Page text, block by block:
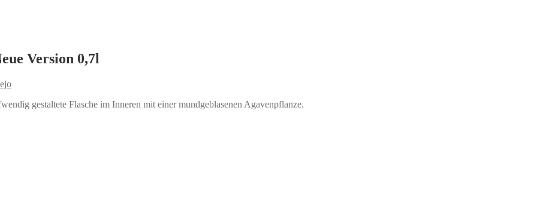
Version 0,7l
gestaltete Flasche im Inneren mit einer mundgeblasenen Agavenpflanze.